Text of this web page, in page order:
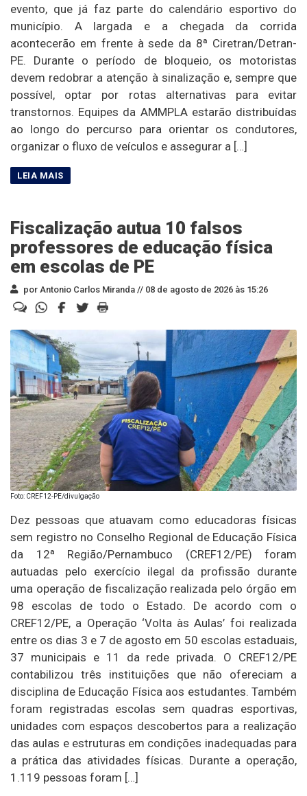
evento, que já faz parte do calendário esportivo do
município. A largada e a chegada da corrida
acontecerão em frente à sede da 8ª Ciretran/Detran-
PE. Durante o período de bloqueio, os motoristas
devem redobrar a atenção à sinalização e, sempre que
possível, optar por rotas alternativas para evitar
transtornos. Equipes da AMMPLA estarão distribuídas
ao longo do percurso para orientar os condutores,
organizar o fluxo de veículos e assegurar a […]
Fiscalização autua 10 falsos
professores de educação física
em escolas de PE
por Antonio Carlos Miranda // 08 de agosto de 2026 às 15:26
Foto: CREF12-PE/divulgação
Dez pessoas que atuavam como educadoras físicas
sem registro no Conselho Regional de Educação Física
da 12ª Região/Pernambuco (CREF12/PE) foram
autuadas pelo exercício ilegal da profissão durante
uma operação de fiscalização realizada pelo órgão em
98 escolas de todo o Estado. De acordo com o
CREF12/PE, a Operação ‘Volta às Aulas’ foi realizada
entre os dias 3 e 7 de agosto em 50 escolas estaduais,
37 municipais e 11 da rede privada. O CREF12/PE
contabilizou três instituições que não ofereciam a
disciplina de Educação Física aos estudantes. Também
foram registradas escolas sem quadras esportivas,
unidades com espaços descobertos para a realização
das aulas e estruturas em condições inadequadas para
a prática das atividades físicas. Durante a operação,
1.119 pessoas foram […]